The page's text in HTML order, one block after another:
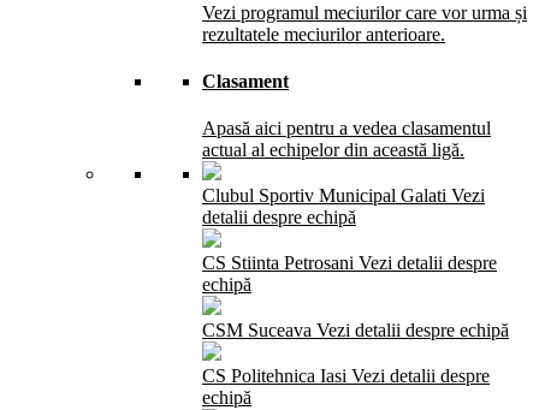
Vezi programul meciurilor care vor urma și
rezultatele meciurilor anterioare.
Clasament
Apasă aici pentru a vedea clasamentul
actual al echipelor din această ligă.
Clubul Sportiv Municipal Galati Vezi
detalii despre echipă
CS Stiinta Petrosani Vezi detalii despre
echipă
CSM Suceava Vezi detalii despre echipă
CS Politehnica Iasi Vezi detalii despre
echipă